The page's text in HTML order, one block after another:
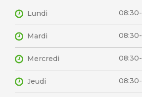
Lundi
Mardi
Mercredi
Jeudi